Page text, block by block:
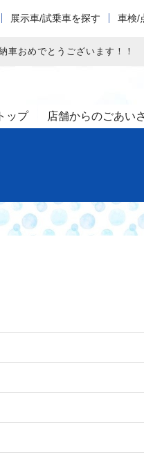
展示車/試乗車を探す 車検/
車おめでとうございます！！
ップ 店舗からのごあい